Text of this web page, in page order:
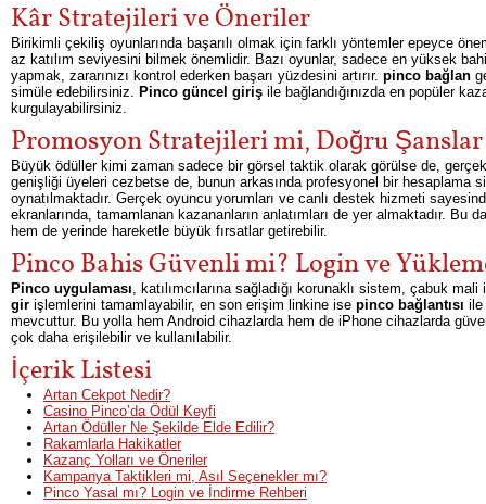
Kâr Stratejileri ve Öneriler
Birikimli çekiliş oyunlarında başarılı olmak için farklı yöntemler epeyce
az katılım seviyesini bilmek önemlidir. Bazı oyunlar, sadece en yüksek
yapmak, zararınızı kontrol ederken başarı yüzdesini artırır. pinco bağlan
simüle edebilirsiniz. Pinco güncel giriş ile bağlandığınızda en popüler
kurgulayabilirsiniz.
Promosyon Stratejileri mi, Doğru Şanslar
Büyük ödüller kimi zaman sadece bir görsel taktik olarak görülse de,
genişliği üyeleri cezbetse de, bunun arkasında profesyonel bir hesaplama
oynatılmaktadır. Gerçek oyuncu yorumları ve canlı destek hizmeti
ekranlarında, tamamlanan kazananların anlatımları de yer almaktadır.
hem de yerinde hareketle büyük fırsatlar getirebilir.
Pinco Bahis Güvenli mi? Login ve
Pinco uygulaması, katılımcılarına sağladığı korunaklı sistem, çabuk
gir işlemlerini tamamlayabilir, en son erişim linkine ise pinco bağlantısı ile
mevcuttur. Bu yolla hem Android cihazlarda hem de iPhone cihazlarda
çok daha erişilebilir ve kullanılabilir.
İçerik Listesi
Artan Cekpot Nedir?
Casino Pinco’da Ödül Keyfi
Artan Ödüller Ne Şekilde Elde Edilir?
Rakamlarla Hakikatler
Kazanç Yolları ve Öneriler
Kampanya Taktikleri mi, Asıl Seçenekler mı?
Pinco Yasal mı? Login ve İndirme Rehberi